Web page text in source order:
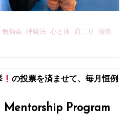
勉強会 呼吸法 心と体 肩こり
腰痛
の投票を済ませて、毎月恒例
Mentorship Program